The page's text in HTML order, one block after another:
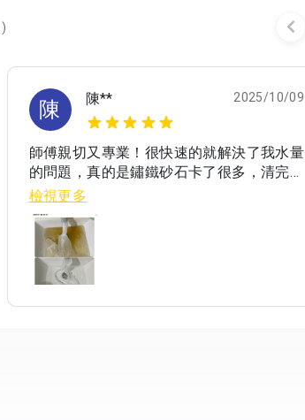
)
陳 陳** 2025/10/09
師傅親切又專業！很快速的就解決了我水量
的問題，真的是鏽鐵砂石卡了很多，清完明
顯改善！
檢視更多